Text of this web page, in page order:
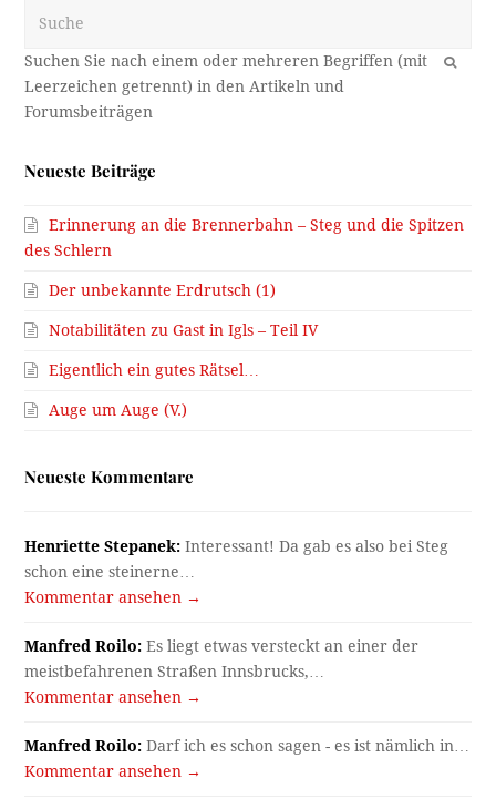
OK
Neueste Beiträge
Erinnerung an die Brennerbahn – Steg und die Spitzen
des Schlern
Der unbekannte Erdrutsch (1)
Notabilitäten zu Gast in Igls – Teil IV
Eigentlich ein gutes Rätsel…
Auge um Auge (V.)
Neueste Kommentare
Henriette Stepanek: Interessant! Da gab es also bei Steg
schon eine steinerne…
Kommentar ansehen →
Manfred Roilo: Es liegt etwas versteckt an einer der
meistbefahrenen Straßen Innsbrucks,…
Kommentar ansehen →
Manfred Roilo: Darf ich es schon sagen - es ist nämlich in…
Kommentar ansehen →